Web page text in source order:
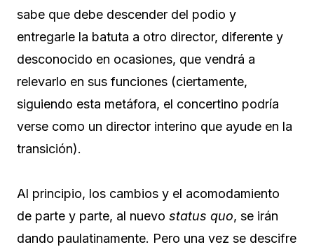
sabe que debe descender del podio y
entregarle la batuta a otro director, diferente y
desconocido en ocasiones, que vendrá a
relevarlo en sus funciones (ciertamente,
siguiendo esta metáfora, el concertino podría
verse como un director interino que ayude en la
transición).
Al principio, los cambios y el acomodamiento
de parte y parte, al nuevo status quo, se irán
dando paulatinamente. Pero una vez se descifre